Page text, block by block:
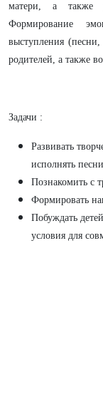
матери, а также
Формирование
выступления
родителей, а также
Задачи :
Развивать
исполнять
Познакомить с
Формировать
Побуждать
условия для